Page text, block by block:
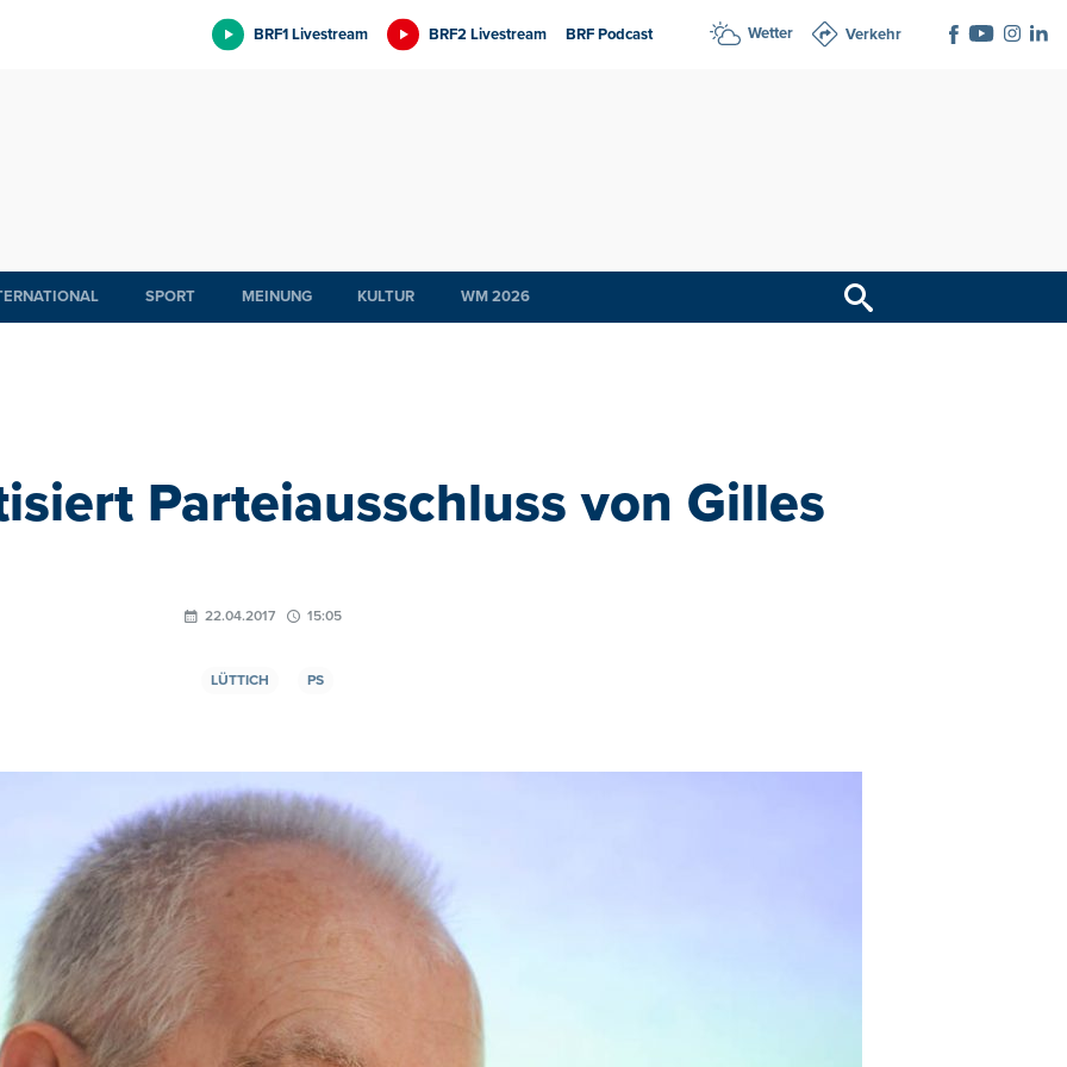
BRF1 Livestream BRF2 Livestream BRF Podcast Wetter Verkehr
SPORT MEINUNG KULTUR WM 2026
Parteiausschluss von Gilles
22.04.2017 15:05
LÜTTICH PS